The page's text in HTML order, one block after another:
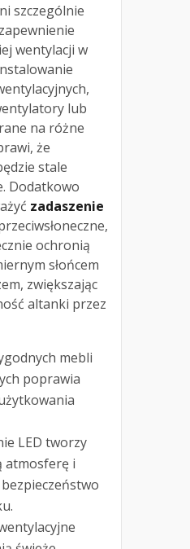
szczególnie
wentylacji w
lub
na różne
że
stale
Dodatkowo
zadaszenie
ochronią
słońcem
zwiększając
altanki przez
mebli
poprawia
LED tworzy
atmosferę i